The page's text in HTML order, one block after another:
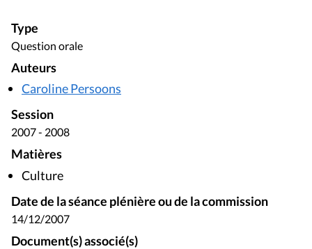
Type
Question orale
Auteurs
Caroline Persoons
Session
2007 - 2008
Matières
Culture
Date de la séance plénière ou de la commission
14/12/2007
Document(s) associé(s)